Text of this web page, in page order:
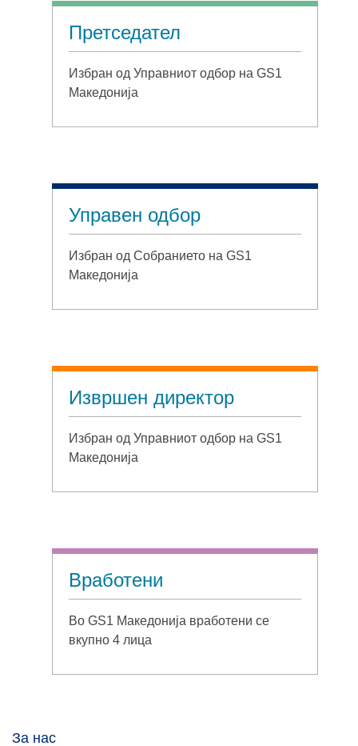
Претседател
Избран од Управниот одбор на GS1
Македонија
Управен одбор
Избран од Собранието на GS1
Македонија
Извршен директор
Избран од Управниот одбор на GS1
Македонија
Вработени
Во GS1 Македонија вработени се
вкупно 4 лица
За нас